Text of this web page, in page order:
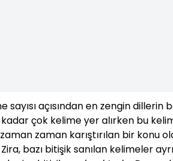
sayısı açısından en zengin dillerin
çok kelime yer alırken bu
zaman karıştırılan bir konu
bazı bitişik sanılan kelimeler